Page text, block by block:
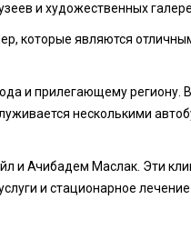
и художественных
которые являются
и прилегающему региону.
несколькими
и Ачибадем Маслак. Эти
и стационарное лечение.